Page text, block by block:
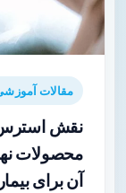
مقالات
نقش استرس
آن برای